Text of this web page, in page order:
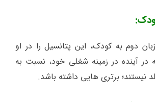
دوم به کودک، این پتانسیل را در او
در آینده در زمینه شغلی خود، نسبت به
نیستند؛ برتری هایی داشته باشد.